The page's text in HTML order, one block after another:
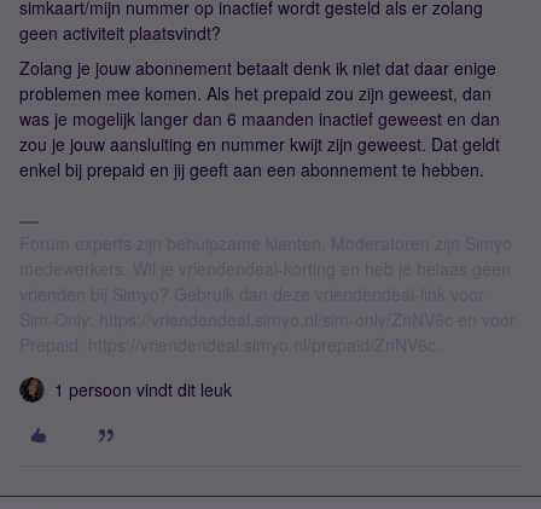
simkaart/mijn nummer op inactief wordt gesteld als er zolang
geen activiteit plaatsvindt?
Zolang je jouw abonnement betaalt denk ik niet dat daar enige
problemen mee komen. Als het prepaid zou zijn geweest, dan
was je mogelijk langer dan 6 maanden inactief geweest en dan
zou je jouw aansluiting en nummer kwijt zijn geweest. Dat geldt
enkel bij prepaid en jij geeft aan een abonnement te hebben.
1 persoon vindt dit leuk